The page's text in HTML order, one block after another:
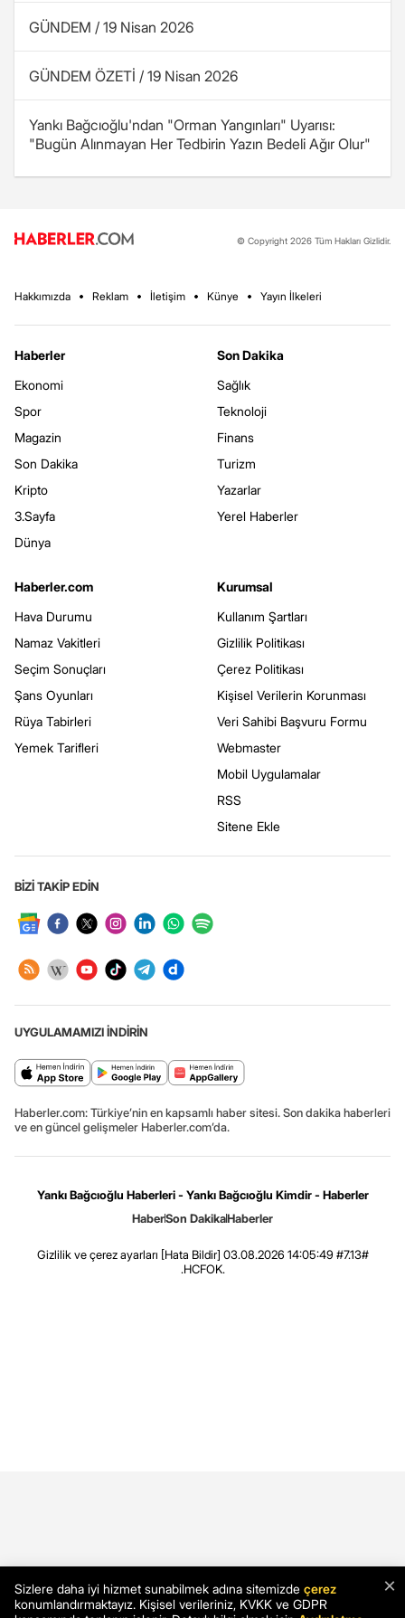
GÜNDEM / 19 Nisan 2026
GÜNDEM ÖZETİ / 19 Nisan 2026
Yankı Bağcıoğlu'ndan "Orman Yangınları" Uyarısı:
"Bugün Alınmayan Her Tedbirin Yazın Bedeli Ağır Olur"
© Copyright 2026 Tüm Hakları Gizlidir.
Hakkımızda Reklam İletişim Künye Yayın İlkeleri
Haberler
Ekonomi
Spor
Magazin
Son Dakika
Kripto
3.Sayfa
Dünya
Son Dakika
Sağlık
Teknoloji
Finans
Turizm
Yazarlar
Yerel Haberler
Haberler.com
Hava Durumu
Namaz Vakitleri
Seçim Sonuçları
Şans Oyunları
Rüya Tabirleri
Yemek Tarifleri
Kurumsal
Kullanım Şartları
Gizlilik Politikası
Çerez Politikası
Kişisel Verilerin Korunması
Veri Sahibi Başvuru Formu
Webmaster
Mobil Uygulamalar
RSS
Sitene Ekle
BİZİ TAKİP EDİN
UYGULAMAMIZI İNDİRİN
Haberler.com: Türkiye’nin en kapsamlı haber sitesi. Son dakika haberleri
ve en güncel gelişmeler Haberler.com’da.
Yankı Bağcıoğlu Haberleri - Yankı Bağcıoğlu Kimdir - Haberler
HaberSon DakikaHaberler
Gizlilik ve çerez ayarları [Hata Bildir] 03.08.2026 14:05:49 #7.13#
.HCFOK.
×
Sizlere daha iyi hizmet sunabilmek adına sitemizde çerez
konumlandırmaktayız. Kişisel verileriniz, KVKK ve GDPR